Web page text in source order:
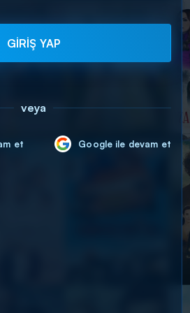
GİRİŞ YAP
veya
et Google ile devam et